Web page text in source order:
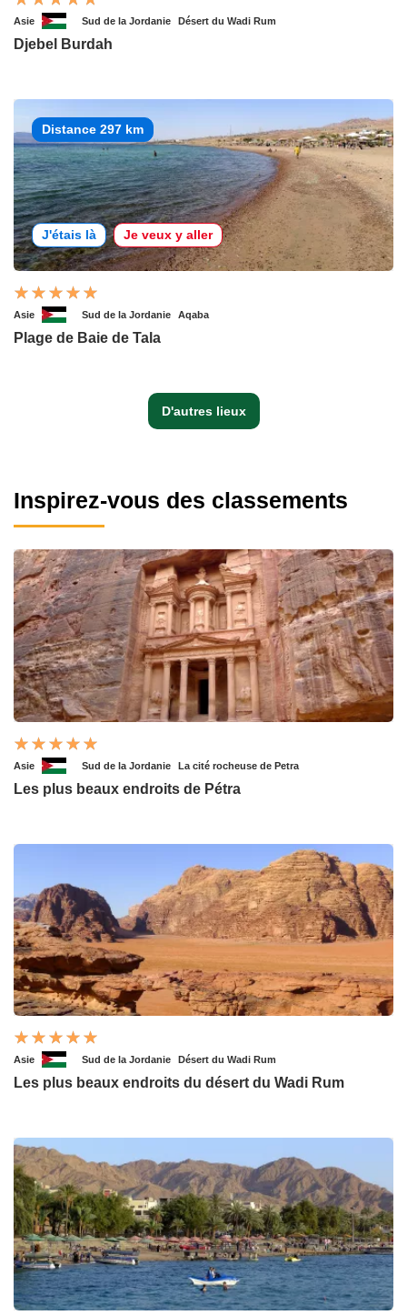
Asie Sud de la Jordanie Désert du Wadi Rum
Djebel Burdah
Distance 297 km
J'étais là Je veux y aller
Asie Sud de la Jordanie Aqaba
Plage de Baie de Tala
D'autres lieux
Inspirez-vous des classements
Asie Sud de la Jordanie La cité rocheuse de Petra
Les plus beaux endroits de Pétra
Asie Sud de la Jordanie Désert du Wadi Rum
Les plus beaux endroits du désert du Wadi Rum